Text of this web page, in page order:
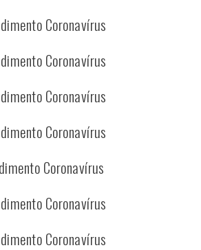
Coronavírus
Coronavírus
Coronavírus
Coronavírus
Coronavírus
Coronavírus
Coronavírus